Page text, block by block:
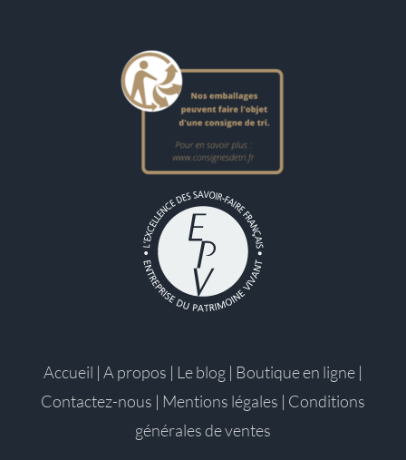
Accueil | A propos | Le blog | Boutique en ligne |
Contactez-nous | Mentions légales | Conditions
générales de ventes